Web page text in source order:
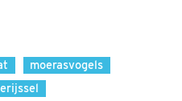
moerasvogels